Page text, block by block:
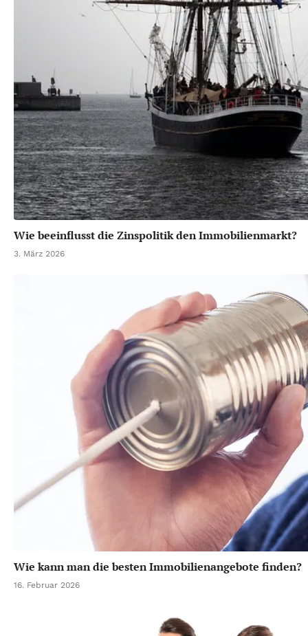
Wie beeinflusst die Zinspolitik den Immobilienmarkt?
3. März 2026
Wie kann man die besten Immobilienangebote finden?
16. Februar 2026